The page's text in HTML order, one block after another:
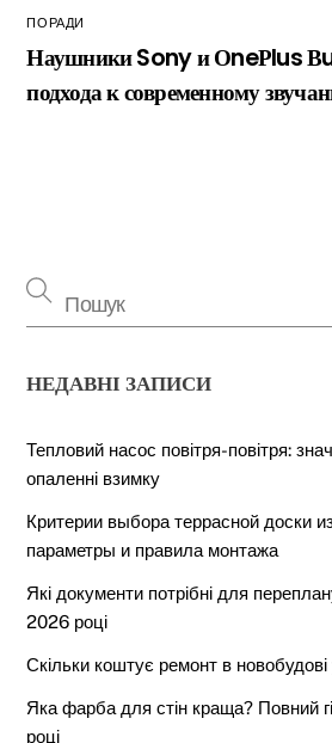
ПОРАДИ
Наушники Sony и ОneРlus
подхода к современному
НЕДАВНІ ЗАПИСИ
Тепловий насос повітря-повітря:
опаленні взимку
Критерии выбора террасной доски
параметры и правила монтажа
Які документи потрібні для
2026 році
Скільки коштує ремонт в
Яка фарба для стін краща? Повний
році